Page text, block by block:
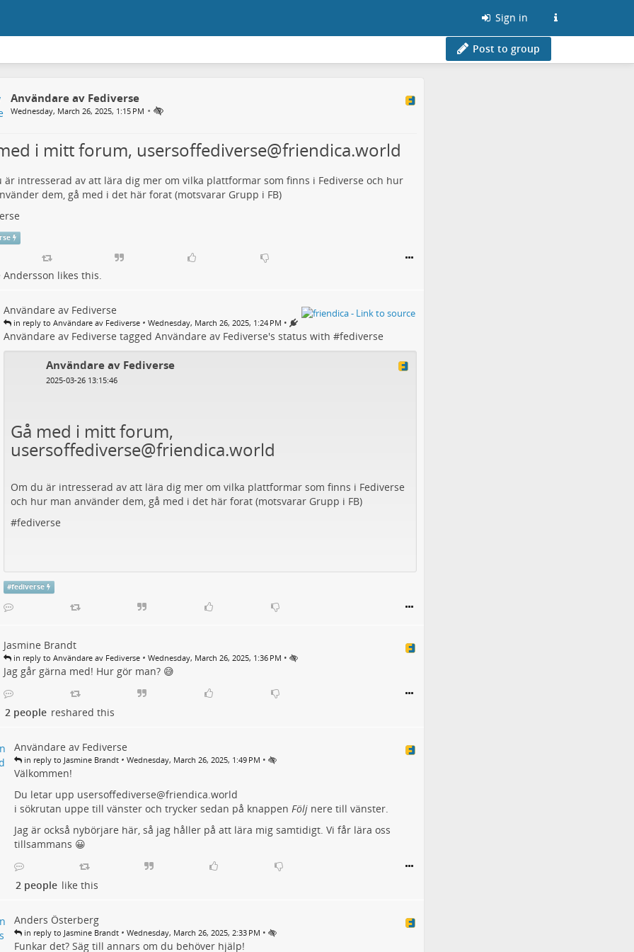
Sign in
Post to group
Användare av Fediverse
Wednesday, March 26, 2025, 1:15 PM •
i mitt forum, usersoffediverse@friendica.world
är intresserad av att lära dig mer om vilka plattformar som finns i Fediverse och hur
dem, gå med i det här forat (motsvarar Grupp i FB)
Andersson likes this.
Användare av Fediverse
in reply to Användare av Fediverse • Wednesday, March 26, 2025, 1:24 PM •
Användare av Fediverse tagged Användare av Fediverse's status with #fediverse
Användare av Fediverse
2025-03-26 13:15:46
Gå med i mitt forum,
usersoffediverse@friendica.world
Om du är intresserad av att lära dig mer om vilka plattformar som finns i Fediverse
och hur man använder dem, gå med i det här forat (motsvarar Grupp i FB)
#fediverse
#fediverse
Jasmine Brandt
in reply to Användare av Fediverse • Wednesday, March 26, 2025, 1:36 PM •
Jag går gärna med! Hur gör man? 😅
2 people reshared this
Användare av Fediverse
in reply to Jasmine Brandt • Wednesday, March 26, 2025, 1:49 PM •
Välkommen!
Du letar upp usersoffediverse@friendica.world
i sökrutan uppe till vänster och trycker sedan på knappen Följnere till vänster.
Jag är också nybörjare här, så jag håller på att lära mig samtidigt. Vi får lära oss
tillsammans 😀
2 people like this
Anders Österberg
in reply to Jasmine Brandt • Wednesday, March 26, 2025, 2:33 PM •
Funkar det? Säg till annars om du behöver hjälp!